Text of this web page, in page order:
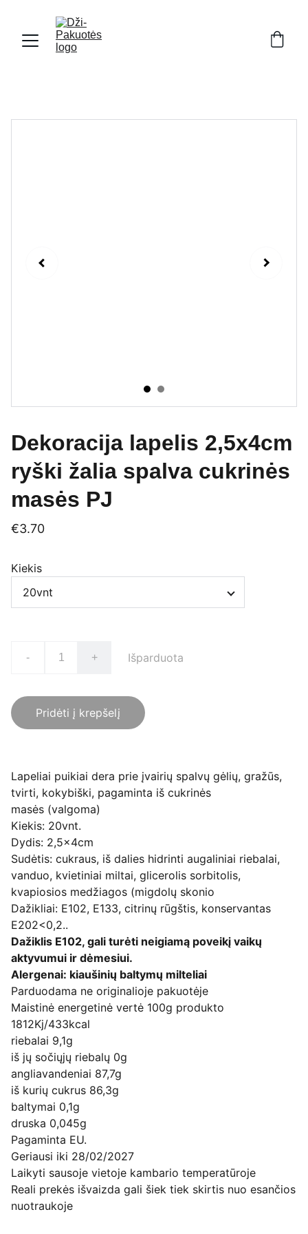
Dekoracija lapelis 2,5x4cm
ryški žalia spalva cukrinės
masės PJ
€3.70
Kiekis
- + Išparduota
Pridėti į krepšelį
Lapeliai puikiai dera prie įvairių spalvų gėlių, gražūs,
tvirti, kokybiški, pagaminta iš cukrinės
masės (valgoma)
Kiekis: 20vnt.
Dydis: 2,5x4cm
Sudėtis: cukraus, iš dalies hidrinti augaliniai riebalai,
vanduo, kvietiniai miltai, glicerolis sorbitolis,
kvapiosios medžiagos (migdolų skonio
Dažikliai: E102, E133, citrinų rūgštis, konservantas
E202<0,2..
Dažiklis E102, gali turėti neigiamą poveikį vaikų
aktyvumui ir dėmesiui.
Alergenai: kiaušinių baltymų milteliai
Parduodama ne originalioje pakuotėje
Maistinė energetinė vertė 100g produkto
1812Kj/433kcal
riebalai 9,1g
iš jų sočiųjų riebalų 0g
angliavandeniai 87,7g
iš kurių cukrus 86,3g
baltymai 0,1g
druska 0,045g
Pagaminta EU.
Geriausi iki 28/02/2027
Laikyti sausoje vietoje kambario temperatūroje
Reali prekės išvaizda gali šiek tiek skirtis nuo esančios
nuotraukoje